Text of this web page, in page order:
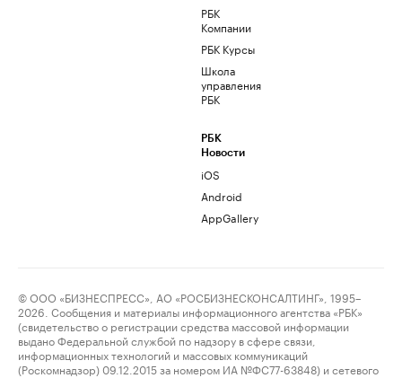
РБК
Компании
РБК Курсы
Школа
управления
РБК
РБК
Новости
iOS
Android
AppGallery
© ООО «БИЗНЕСПРЕСС», АО «РОСБИЗНЕСКОНСАЛТИНГ», 1995–
2026. Сообщения и материалы информационного агентства «РБК»
(свидетельство о регистрации средства массовой информации
выдано Федеральной службой по надзору в сфере связи,
информационных технологий и массовых коммуникаций
(Роскомнадзор) 09.12.2015 за номером ИА №ФС77-63848) и сетевого